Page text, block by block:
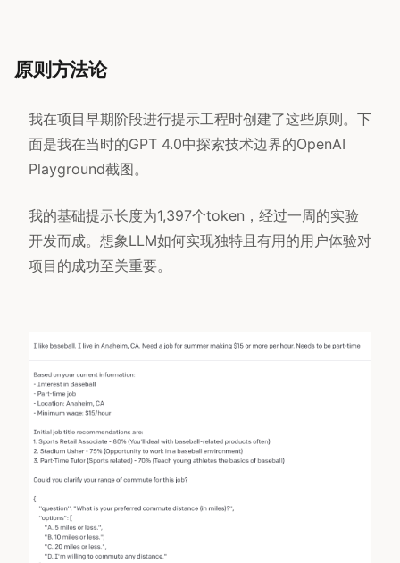
原则方法论
我在项目早期阶段进行提示工程时创建了这些原则。下
面是我在当时的GPT 4.0中探索技术边界的OpenAI
Playground截图。
我的基础提示长度为1,397个token，经过一周的实验
开发而成。想象LLM如何实现独特且有用的用户体验对
项目的成功至关重要。